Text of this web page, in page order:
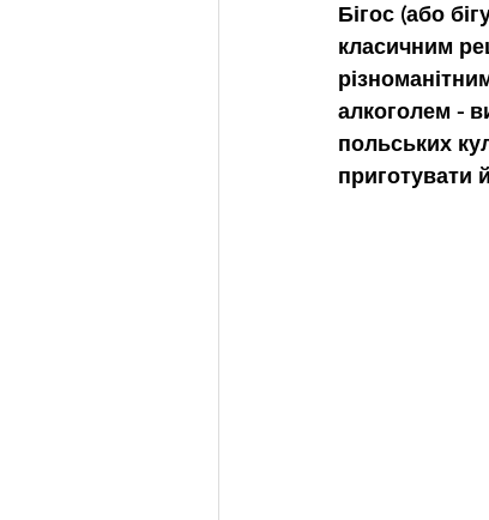
Бігос (або
класичним
алкоголем -
польських
приготувати